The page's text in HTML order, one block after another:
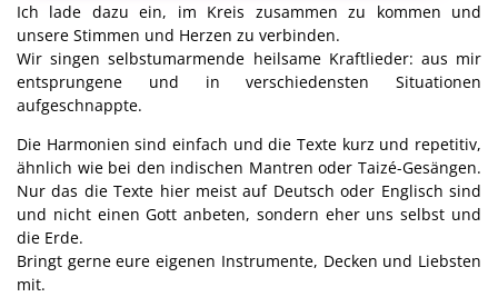
Ich lade dazu ein, im Kreis zusammen zu kommen und
unsere Stimmen und Herzen zu verbinden.
Wir singen selbstumarmende heilsame Kraftlieder: aus mir
entsprungene und in verschiedensten Situationen
aufgeschnappte.
Die Harmonien sind einfach und die Texte kurz und repetitiv,
ähnlich wie bei den indischen Mantren oder Taizé-Gesängen.
Nur das die Texte hier meist auf Deutsch oder Englisch sind
und nicht einen Gott anbeten, sondern eher uns selbst und
die Erde.
Bringt gerne eure eigenen Instrumente, Decken und Liebsten
mit.